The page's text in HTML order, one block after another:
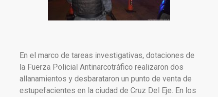
En el marco de tareas investigativas, dotaciones de
la Fuerza Policial Antinarcotráfico realizaron dos
allanamientos y desbarataron un punto de venta de
estupefacientes en la ciudad de Cruz Del Eje. En los